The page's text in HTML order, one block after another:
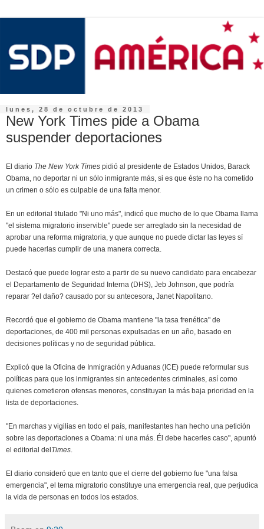
lunes, 28 de octubre de 2013
New York Times pide a Obama
suspender deportaciones
El diario The New York Times pidió al presidente de Estados Unidos, Barack
Obama, no deportar ni un sólo inmigrante más, si es que éste no ha cometido
un crimen o sólo es culpable de una falta menor.
En un editorial titulado "Ni uno más", indicó que mucho de lo que Obama llama
"el sistema migratorio inservible" puede ser arreglado sin la necesidad de
aprobar una reforma migratoria, y que aunque no puede dictar las leyes sí
puede hacerlas cumplir de una manera correcta.
Destacó que puede lograr esto a partir de su nuevo candidato para encabezar
el Departamento de Seguridad Interna (DHS), Jeb Johnson, que podría
reparar ?el daño? causado por su antecesora, Janet Napolitano.
Recordó que el gobierno de Obama mantiene "la tasa frenética" de
deportaciones, de 400 mil personas expulsadas en un año, basado en
decisiones políticas y no de seguridad pública.
Explicó que la Oficina de Inmigración y Aduanas (ICE) puede reformular sus
políticas para que los inmigrantes sin antecedentes criminales, así como
quienes cometieron ofensas menores, constituyan la más baja prioridad en la
lista de deportaciones.
"En marchas y vigilias en todo el país, manifestantes han hecho una petición
sobre las deportaciones a Obama: ni una más. Él debe hacerles caso", apuntó
el editorial delTimes
El diario consideró que en tanto que el cierre del gobierno fue "una falsa
emergencia", el tema migratorio constituye una emergencia real, que perjudica
la vida de personas en todos los estados.